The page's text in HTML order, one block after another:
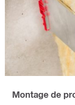
Montage de